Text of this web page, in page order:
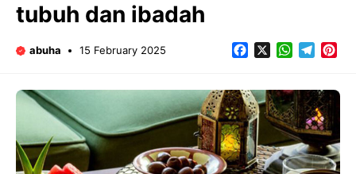
tubuh dan ibadah
abuha 15 February 2025 FacebookWhatsApp